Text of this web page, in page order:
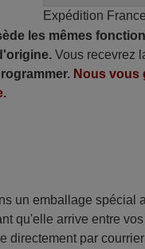
Expédition
les mêmes
Vous recevrez
Nous vous
un emballage spécial
qu'elle arrive entre
directement par